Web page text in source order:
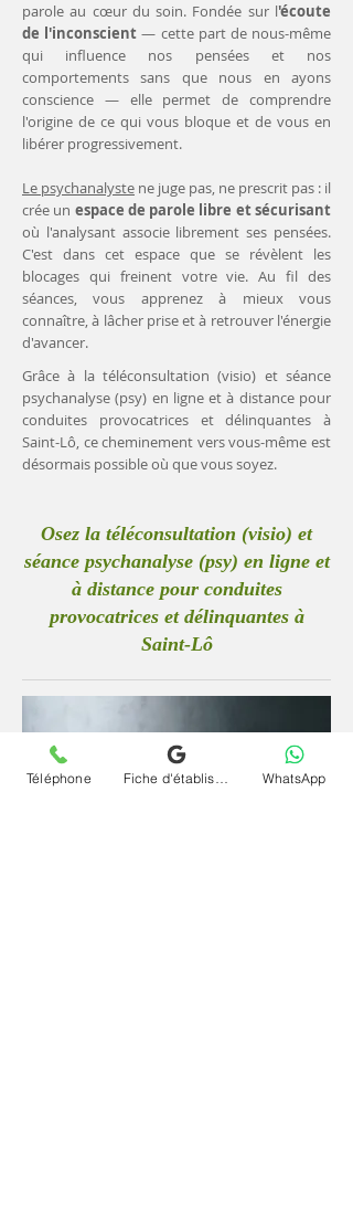
parole au cœur du soin. Fondée sur l'écoute
de l'inconscient— cette part de nous-même
qui influence nos pensées et nos
comportements sans que nous en ayons
conscience — elle permet de comprendre
l'origine de ce qui vous bloque et de vous en
libérer progressivement.
Le psychanalyste ne juge pas, ne prescrit pas : il
crée un espace de parole libre et sécurisant
où l'analysant associe librement ses pensées.
C'est dans cet espace que se révèlent les
blocages qui freinent votre vie. Au fil des
séances, vous apprenez à mieux vous
connaître, à lâcher prise et à retrouver l'énergie
d'avancer.
Grâce à la téléconsultation (visio) et séance
psychanalyse (psy) en ligne et à distance pour
conduites provocatrices et délinquantes à
Saint-Lô, ce cheminement vers vous-même est
désormais possible où que vous soyez.
Osez la téléconsultation (visio) et
séance psychanalyse (psy) en ligne et
à distance pour conduites
provocatrices et délinquantes à
Saint-Lô
Téléphone WhatsApp